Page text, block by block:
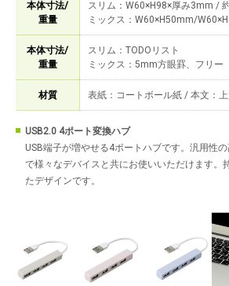
本体寸法/
重量
スリム：W60×H98×厚み3mm /
ミックス：W60×H50mm/
本体寸法/
重量
スリム：TODOリスト
ミックス：5mm方眼罫、フリー
材質 表紙：コートボール紙 / 本文：
USB2.0 4ポート変換ハブ
USB端子が増やせる4ポートハブです。汎用性
で様々なデバイスと共にお使いいただけます。
たデザインです。